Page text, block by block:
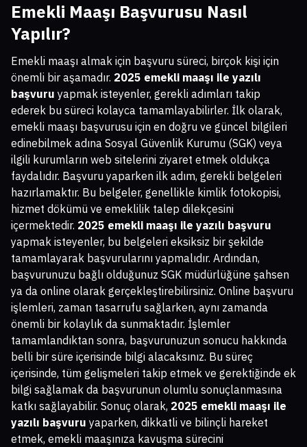
Emekli Maaşı Başvurusu Nasıl
Yapılır?
Emekli maaşı almak için başvuru süreci, birçok kişi için
önemli bir aşamadır. 2025 emekli maaşı ile yazılı
başvuru yapmak isteyenler, gerekli adımları takip
ederek bu süreci kolayca tamamlayabilirler. İlk olarak,
emekli maaşı başvurusu için en doğru ve güncel bilgileri
edinebilmek adına Sosyal Güvenlik Kurumu (SGK) veya
ilgili kurumların web sitelerini ziyaret etmek oldukça
faydalıdır. Başvuru yaparken ilk adım, gerekli belgeleri
hazırlamaktır. Bu belgeler, genellikle kimlik fotokopisi,
hizmet dökümü ve emeklilik talep dilekçesini
içermektedir. 2025 emekli maaşı ile yazılı başvuru
yapmak isteyenler, bu belgeleri eksiksiz bir şekilde
tamamlayarak başvurularını yapmalıdır. Ardından,
başvurunuzu bağlı olduğunuz SGK müdürlüğüne şahsen
ya da online olarak gerçekleştirebilirsiniz. Online başvuru
işlemleri, zaman tasarrufu sağlarken, aynı zamanda
önemli bir kolaylık da sunmaktadır. İşlemler
tamamlandıktan sonra, başvurunuzun sonucu hakkında
belli bir süre içerisinde bilgi alacaksınız. Bu süreç
içerisinde, tüm gelişmeleri takip etmek ve gerektiğinde ek
bilgi sağlamak da başvurunun olumlu sonuçlanmasına
katkı sağlayabilir. Sonuç olarak, 2025 emekli maaşı ile
yazılı başvuru yaparken, dikkatli ve bilinçli hareket
etmek, emekli maaşınıza kavuşma sürecini